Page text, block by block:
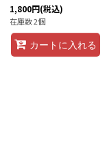
1,800円(税込)
在庫数 2個
カートに入れる